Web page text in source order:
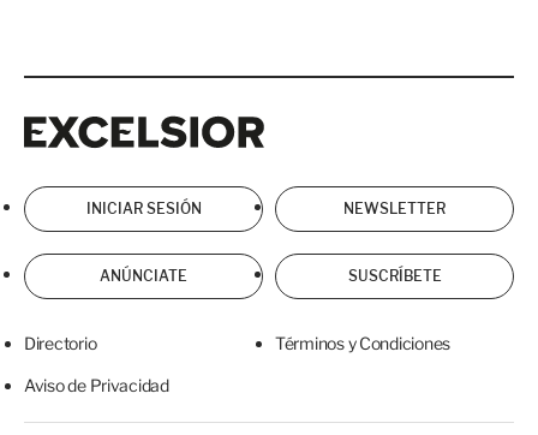
INICIAR SESIÓN NEWSLETTER
ANÚNCIATE SUSCRÍBETE
Directorio Términos y Condiciones
Aviso de Privacidad